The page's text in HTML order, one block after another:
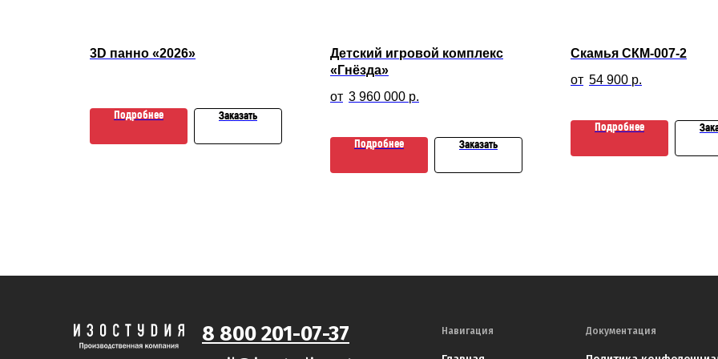
3D панно «2026»
Подробнее Заказать
Детский игровой комплекс
«Гнёзда»
3 960 000 р.
Подробнее Заказать
Скамья СКМ-007-2
54 900 р.
Подробнее
Навигация Документация
8 800 201-07-37